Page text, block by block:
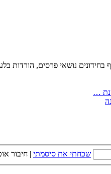
נושאי פרסים, הורדות
שכחתי את סיסמתי | חיבור